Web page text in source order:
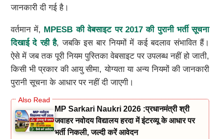
जानकारी दी गई है।
वर्तमान में, MPESB की वेबसाइट पर 2017 की पुरानी भर्ती सूचना
दिखाई दे रही है, जबकि इस बार नियमों में कई बदलाव संभावित हैं।
ऐसे में जब तक पूरी नियम पुस्तिका वेबसाइट पर उपलब्ध नहीं हो जाती,
किसी भी प्रकार की आयु सीमा, योग्यता या अन्य नियमों की जानकारी
पुरानी सूचना के आधार पर नहीं दी जाएगी।
MP Sarkari Naukri 2026 :प्रधानमंत्री श्री
जवाहर नवोदय विद्यालय हरदा में इंटरव्यू के आधार पर
भर्ती निकली, जल्दी करें आवेदन